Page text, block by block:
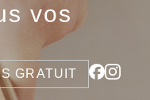
vos
GRATUIT